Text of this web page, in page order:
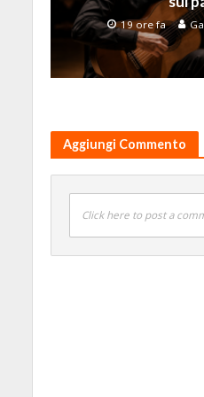
19 ore fa
Aggiungi Commento
Click here to post a